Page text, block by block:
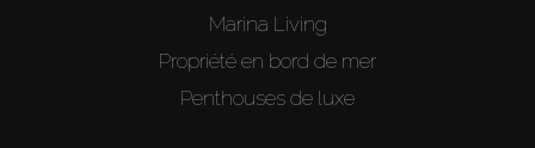
Marina Living
Propriété en bord de mer
Penthouses de luxe